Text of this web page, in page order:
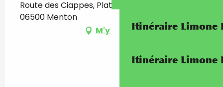
Itinéraire Limone
Itinéraire Limone
Route des Ciappes, Plateau Saint Michel,
06500 Menton
M'y rendre